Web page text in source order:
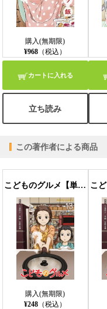
購入(無期限)
¥968 （税込）
カートに入れる
立ち読み
この著作者による商品
こどものグルメ【単話】 13
購入(無期限)
¥248 （税込）